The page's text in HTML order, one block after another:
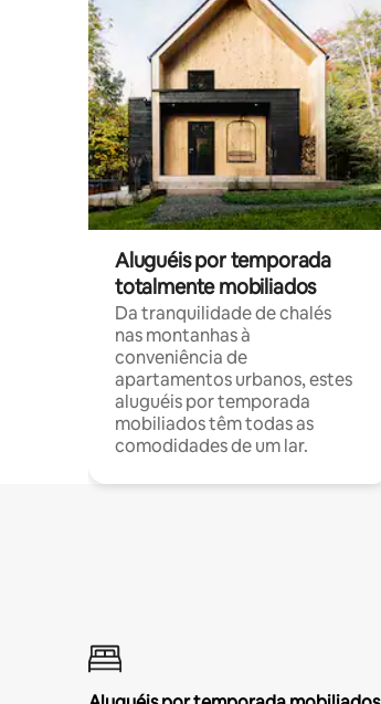
Aluguéis por temporada
totalmente mobiliados
Da tranquilidade de chalés
nas montanhas à
conveniência de
apartamentos urbanos, estes
aluguéis por temporada
mobiliados têm todas as
comodidades de um lar.